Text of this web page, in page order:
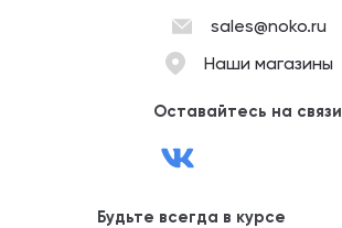
sales@noko.ru
Наши магазины
Оставайтесь на связи
Будьте всегда в курсе